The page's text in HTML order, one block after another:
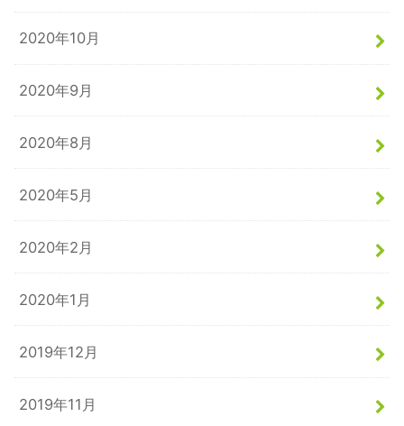
2020年10月
2020年9月
2020年8月
2020年5月
2020年2月
2020年1月
2019年12月
2019年11月